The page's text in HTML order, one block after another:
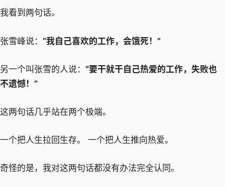
我看到两句话。
张雪峰说： “我自己喜欢的工作，会饿死！”
另一个叫张雪的人说： “要干就干自己热爱的工作，失败也
不遗憾！”
这两句话几乎站在两个极端。
一个把人生拉回生存。 一个把人生推向热爱。
奇怪的是，我对这两句话都没有办法完全认同。